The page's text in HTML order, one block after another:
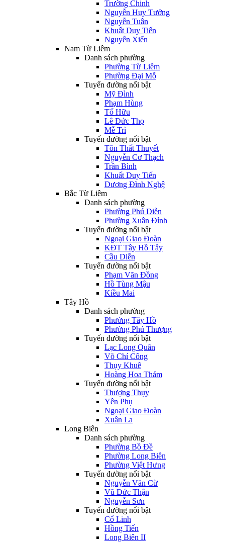
Trường Chinh
Nguyễn Huy Tưởng
Nguyễn Tuân
Khuất Duy Tiến
Nguyễn Xiển
Nam Từ Liêm
Danh sách phường
Phường Từ Liêm
Phường Đại Mỗ
Tuyến đường nổi bật
Mỹ Đình
Phạm Hùng
Tố Hữu
Lê Đức Thọ
Mễ Trì
Tuyến đường nổi bật
Tôn Thất Thuyết
Nguyễn Cơ Thạch
Trần Bình
Khuất Duy Tiến
Dương Đình Nghệ
Bắc Từ Liêm
Danh sách phường
Phường Phú Diễn
Phường Xuân Đỉnh
Tuyến đường nổi bật
Ngoại Giao Đoàn
KĐT Tây Hồ Tây
Cầu Diễn
Tuyến đường nổi bật
Phạm Văn Đồng
Hồ Tùng Mậu
Kiều Mai
Tây Hồ
Danh sách phường
Phường Tây Hồ
Phường Phú Thượng
Tuyến đường nổi bật
Lạc Long Quân
Võ Chí Công
Thụy Khuê
Hoàng Hoa Thám
Tuyến đường nổi bật
Thượng Thụy
Yên Phụ
Ngoại Giao Đoàn
Xuân La
Long Biên
Danh sách phường
Phường Bồ Đề
Phường Long Biên
Phường Việt Hưng
Tuyến đường nổi bật
Nguyễn Văn Cừ
Vũ Đức Thận
Nguyễn Sơn
Tuyến đường nổi bật
Cổ Linh
Hồng Tiến
Long Biên II